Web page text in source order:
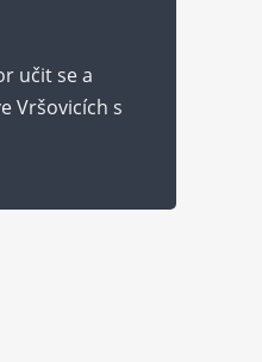
učit se a
Vršovicích s